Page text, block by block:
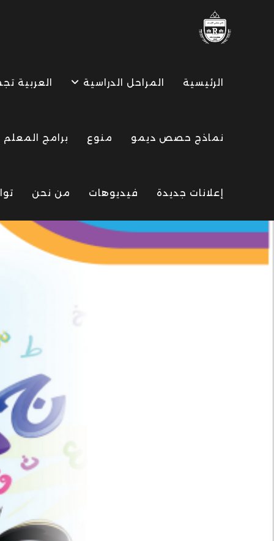
الرئيسية المراحل الدراسية العربية
نماذج حصص ديمو منوع برامج المعلم
إعلانات جديدة فيديوهات من نحن